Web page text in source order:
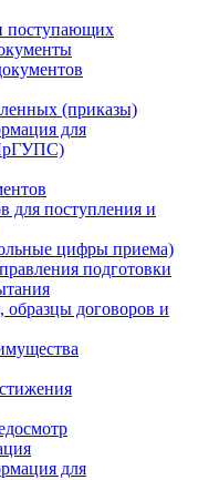
поступающих
(приказы)
для
для поступления и
цифры приема)
подготовки
образцы договоров и
для